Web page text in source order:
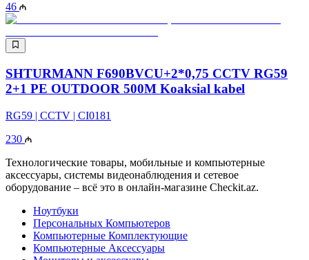
46
SHTURMANN F690BVCU+2*0,75 CCTV RG59
2+1 PE OUTDOOR 500M Koaksial kabel
RG59 | CCTV | CI0181
230
Технологические товары, мобильные и компьютерные
аксессуары, системы видеонаблюдения и сетевое
оборудование – всё это в онлайн-магазине Checkit.az.
Ноутбуки
Персональных Компьютеров
Компьютерные Комплектующие
Компьютерные Аксессуары